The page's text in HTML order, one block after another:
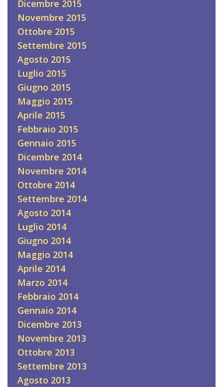
Dicembre 2015
Novembre 2015
Ottobre 2015
Settembre 2015
Agosto 2015
Luglio 2015
Giugno 2015
Maggio 2015
Aprile 2015
Febbraio 2015
Gennaio 2015
Dicembre 2014
Novembre 2014
Ottobre 2014
Settembre 2014
Agosto 2014
Luglio 2014
Giugno 2014
Maggio 2014
Aprile 2014
Marzo 2014
Febbraio 2014
Gennaio 2014
Dicembre 2013
Novembre 2013
Ottobre 2013
Settembre 2013
Agosto 2013